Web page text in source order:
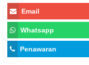
Email
Whatsapp
Penawaran